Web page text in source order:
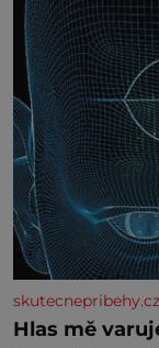
skutecnepribehy.cz
Hlas mě